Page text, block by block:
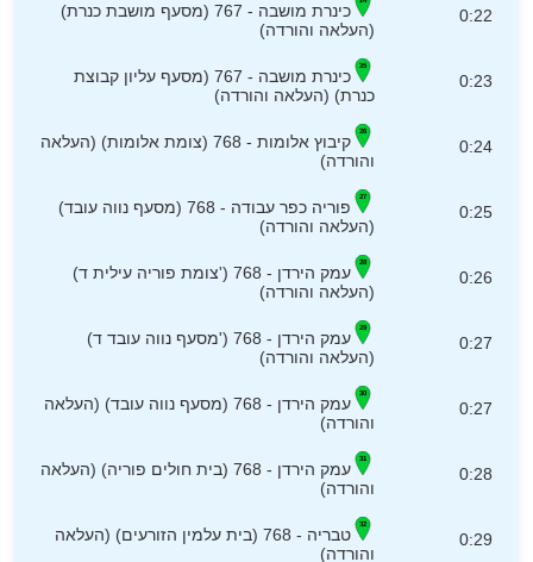
0:22
כינרת מושבה - 767 (מסעף מושבת כנרת)
(העלאה והורדה)
0:23
כינרת מושבה - 767 (מסעף עליון קבוצת
כנרת) (העלאה והורדה)
0:24
קיבוץ אלומות - 768 (צומת אלומות) (העלאה
והורדה)
0:25
פוריה כפר עבודה - 768 (מסעף נווה עובד)
(העלאה והורדה)
0:26
עמק הירדן - 768 ('צומת פוריה עילית ד)
(העלאה והורדה)
0:27
עמק הירדן - 768 ('מסעף נווה עובד ד)
(העלאה והורדה)
0:27
עמק הירדן - 768 (מסעף נווה עובד) (העלאה
והורדה)
0:28
עמק הירדן - 768 (בית חולים פוריה) (העלאה
והורדה)
0:29
טבריה - 768 (בית עלמין הזורעים) (העלאה
והורדה)